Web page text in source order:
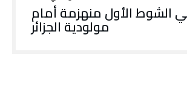
الشوط الأول منهزمة أمام
مولودية الجزائر